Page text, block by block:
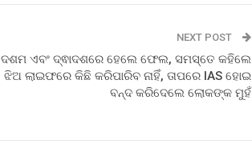
NEXT POST
ଦଶମ ଏବଂ ଦ୍ଵାଦଶରେ ହେଲେ ଫେଲ, ସମସ୍ତେ କହିଲେ
ଝିଅ ଲାଇଫରେ କିଛି କରିପାରିବ ନାହିଁ, ତାପରେ IAS ହୋଇ
ବନ୍ଦ କରିଦେଲେ ଲୋକଙ୍କ ମୁହଁ